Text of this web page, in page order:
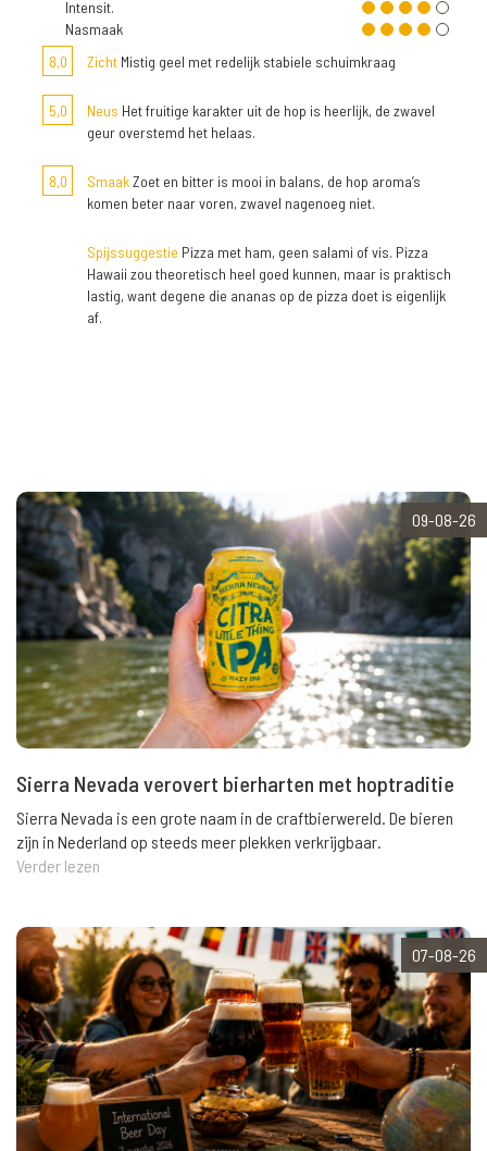
Intensit.
Nasmaak
8,0
Zicht Mistig geel met redelijk stabiele schuimkraag
5,0 Neus Het fruitige karakter uit de hop is heerlijk, de zwavel
geur overstemd het helaas.
8,0 SmaakZoet en bitter is mooi in balans, de hop aroma’s
komen beter naar voren, zwavel nagenoeg niet.
Spijssuggestie Pizza met ham, geen salami of vis. Pizza
Hawaii zou theoretisch heel goed kunnen, maar is praktisch
lastig, want degene die ananas op de pizza doet is eigenlijk
af.
09-08-26
Sierra Nevada verovert bierharten met hoptraditie
Sierra Nevada is een grote naam in de craftbierwereld. De bieren
zijn in Nederland op steeds meer plekken verkrijgbaar.
Verder lezen
07-08-26